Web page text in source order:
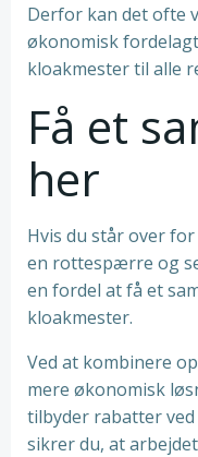
Derfor kan det ofte
økonomisk
kloakmester til alle
Få et
her
Hvis du står over
en rottespærre og
en fordel at få et
kloakmester.
Ved at kombinere
mere økonomisk
tilbyder rabatter
sikrer du, at